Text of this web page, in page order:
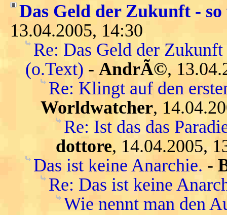
Das Geld der Zukunft -
13.04.2005, 14:30
Re: Das Geld der
(o.Text) - AndrÃ©,
Re: Klingt auf den
Worldwatcher,
Re: Ist das das
dottore, 14.04.2005,
Das ist keine Anarchie. -
Re: Das ist keine
Wie nennt man den